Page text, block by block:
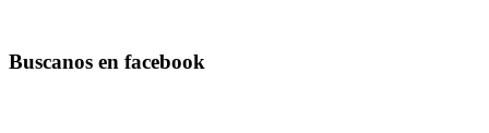
Buscanos en facebook